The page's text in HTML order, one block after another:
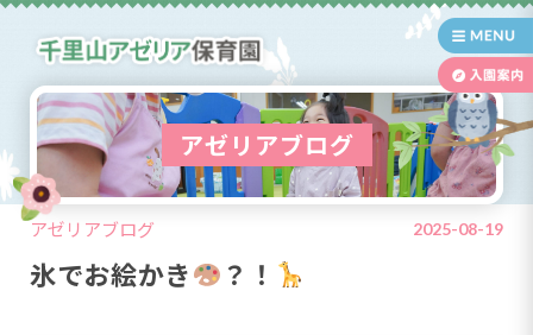
アゼリアブログ
アゼリアブログ 2025-08-19
氷でお絵かき ？！